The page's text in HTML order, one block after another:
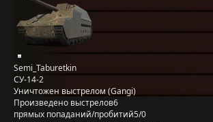
Semi_Taburetkin
СУ-14-2
Уничтожен выстрелом (Gangi)
Произведено выстрелов6
прямых попаданий/пробитий5/0